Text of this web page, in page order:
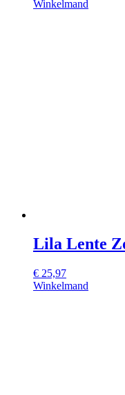
Winkelmand
Lila Lente
€ 25,97
Winkelmand